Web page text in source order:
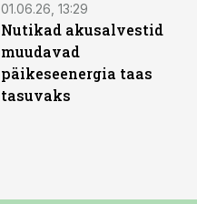
01.06.26, 13:29
Nutikad akusalvestid
muudavad
päikeseenergia taas
tasuvaks